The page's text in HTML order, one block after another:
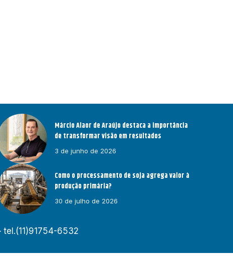
Márcio Alaor de Araújo destaca a importância
de transformar visão em resultados
3 de junho de 2026
Como o processamento de soja agrega valor à
produção primária?
30 de julho de 2026
6532